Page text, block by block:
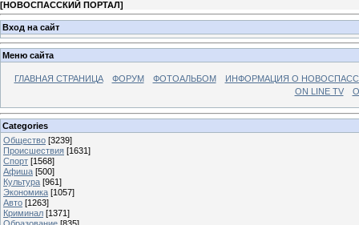
[НОВОСПАССКИЙ ПОРТАЛ]
Вход на сайт
Меню сайта
ГЛАВНАЯ СТРАНИЦА ФОРУМ ФОТОАЛЬБОМ
ИНФОРМАЦИЯ О
ON LINE TV
Categories
Общество [3239]
Происшествия [1631]
Спорт [1568]
Афиша [500]
Культура [961]
Экономика [1057]
Авто [1263]
Криминал [1371]